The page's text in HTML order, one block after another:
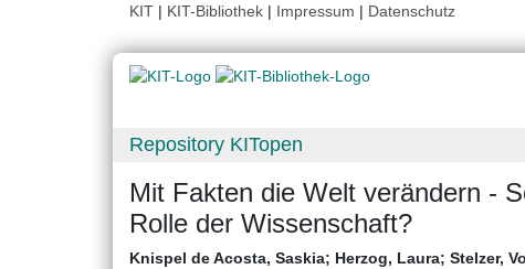
KIT | KIT-Bibliothek | Impressum | Datenschutz
Repository KITopen
Mit Fakten die Welt verändern -
Rolle der Wissenschaft?
Knispel de Acosta, Saskia; Herzog, Laura; Stelzer,